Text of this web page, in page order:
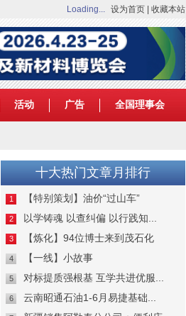
Loading... 设为首页 收藏本站
活动 广告 全国理事会
十大热门文章月排行
1 【特别策划】油价“过山车”
2 以学铸魂 以查纠偏 以行践知...
3 【炼化】94位博士来到茂石化
4 【一线】小故事
5 对标提质强根基 互学共进优服...
6 云南昭通石油1-6月易捷基础...